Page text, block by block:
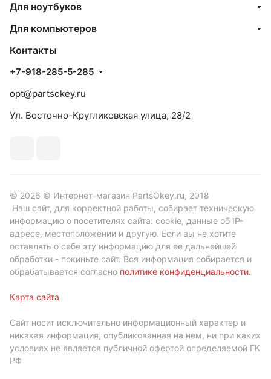
Для ноутбуков
Для компьютеров
Контакты
+7-918-285-5-285
opt@partsokey.ru
Ул. Восточно-Кругликовская улица, 28/2
© 2026 © Интернет-магазин PartsOkey.ru, 2018
Наш сайт, для корректной работы, собирает техническую
информацию о посетителях сайта: cookie, данные об IP-
адресе, местоположении и другую. Если вы не хотите
оставлять о себе эту информацию для ее дальнейшей
обработки - покиньте сайт. Вся информация собирается и
обрабатывается согласно политике конфиденциальности.
Карта сайта
Сайт носит исключительно информационный характер и
никакая информация, опубликованная на нем, ни при каких
условиях не является публичной офертой определяемой ГК
РФ